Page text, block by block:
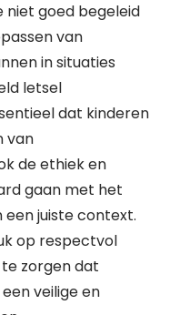
niet goed begeleid
van
in situaties
letsel
dat kinderen
van
de ethiek en
gaan met het
juiste context.
op respectvol
zorgen dat
veilige en